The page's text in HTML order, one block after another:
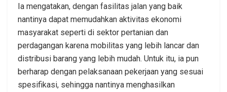
Ia mengatakan, dengan fasilitas jalan yang baik
nantinya dapat memudahkan aktivitas ekonomi
masyarakat seperti di sektor pertanian dan
perdagangan karena mobilitas yang lebih lancar dan
distribusi barang yang lebih mudah. Untuk itu, ia pun
berharap dengan pelaksanaan pekerjaan yang sesuai
spesifikasi, sehingga nantinya menghasilkan